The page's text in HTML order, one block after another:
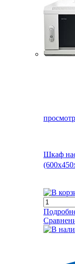
просмотр
Шкаф